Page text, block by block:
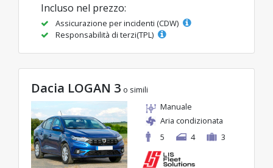
Incluso nel prezzo:
Assicurazione per incidenti (CDW)
Responsabilità di terzi(TPL)
Dacia LOGAN 3 o simili
Manuale
Aria condizionata
5
4 3